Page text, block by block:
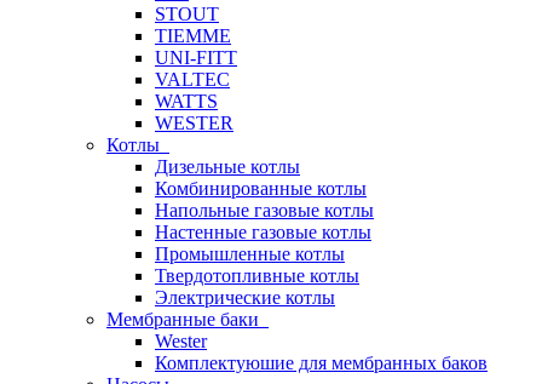
STOUT
TIEMME
UNI-FITT
VALTEC
WATTS
WESTER
Котлы
Дизельные котлы
Комбинированные котлы
Напольные газовые котлы
Настенные газовые котлы
Промышленные котлы
Твердотопливные котлы
Электрические котлы
Мембранные баки
Wester
Комплектуюшие для мембранных баков